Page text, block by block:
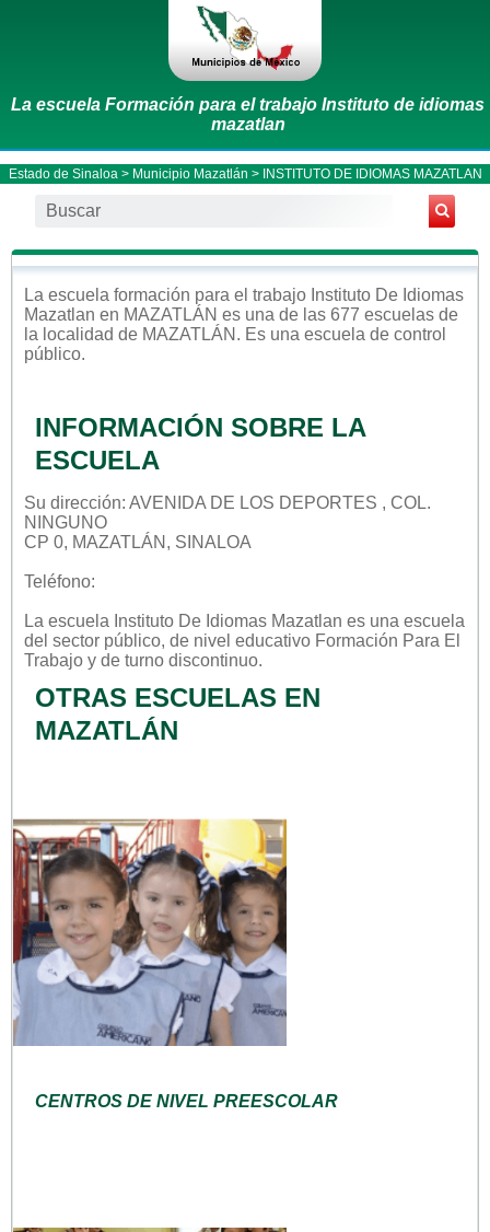
La escuela Formación para el trabajo Instituto de idiomas
mazatlan
Estado de Sinaloa > Municipio Mazatlán > INSTITUTO DE IDIOMAS MAZATLAN
La escuela formación para el trabajo Instituto De Idiomas
Mazatlan en MAZATLÁN es una de las 677 escuelas de
la localidad de MAZATLÁN . Es una escuela de control
público.
INFORMACIÓN SOBRE LA
ESCUELA
Su dirección: AVENIDA DE LOS DEPORTES , COL.
NINGUNO
CP 0, MAZATLÁN, SINALOA
Teléfono:
La escuela Instituto De Idiomas Mazatlan es una escuela
del sector público, de nivel educativo Formación Para El
Trabajo y de turno discontinuo.
OTRAS ESCUELAS EN
MAZATLÁN
CENTROS DE NIVEL PREESCOLAR